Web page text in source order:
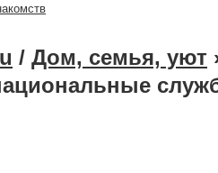
/ Дом, семья, уют